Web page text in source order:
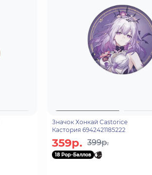
Значок Хонкай Castorice
Кастория 6942421185222
359р. 399р.
18 Pop-Баллов